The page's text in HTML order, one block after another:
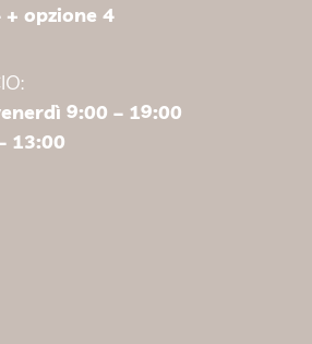
opzione 4
9:00 – 19:00
13:00